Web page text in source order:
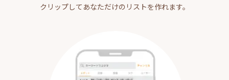
クリップしてあなただけのリストを作れます。